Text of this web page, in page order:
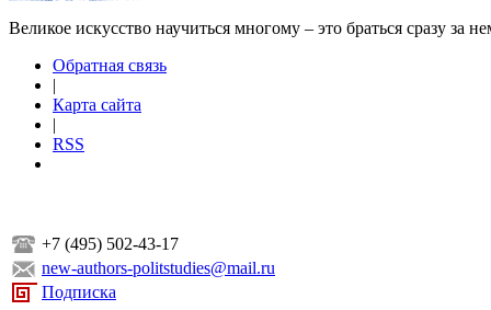
Великое искусство научиться многому – это браться сразу за
Обратная связь
|
Карта сайта
|
RSS
+7 (495) 502-43-17
new-authors-politstudies@mail.ru
Подписка